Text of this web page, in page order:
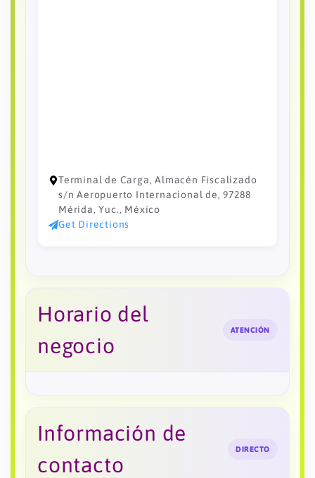
Terminal de Carga, Almacén Fiscalizado
s/n Aeropuerto Internacional de, 97288
Mérida, Yuc., México
Get Directions
Horario del
negocio
ATENCIÓN
Información de
contacto
DIRECTO